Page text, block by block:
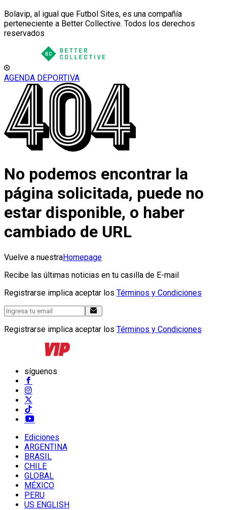
Bolavip, al igual que Futbol Sites, es una compañía
perteneciente a Better Collective. Todos los derechos
reservados
AGENDA DEPORTIVA
No podemos encontrar la
página solicitada, puede no
estar disponible, o haber
cambiado de URL
Vuelve a nuestraHomepage
Recibe las últimas noticias en tu casilla de E-mail
Registrarse implica aceptar los Términos y Condiciones
Registrarse implica aceptar los Términos y Condiciones
síguenos
Ediciones
ARGENTINA
BRASIL
CHILE
GLOBAL
MÉXICO
PERU
US ENGLISH